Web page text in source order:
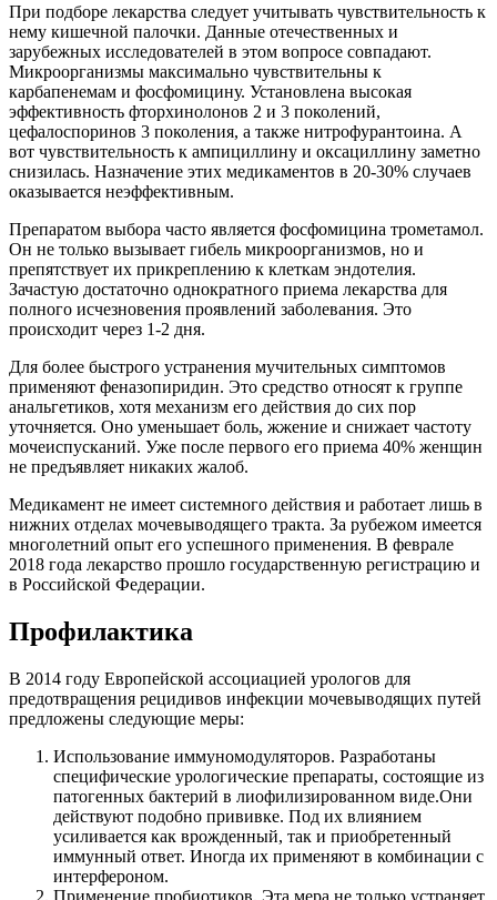
При подборе лекарства следует учитывать чувствительность к
нему кишечной палочки. Данные отечественных и
зарубежных исследователей в этом вопросе совпадают.
Микроорганизмы максимально чувствительны к
карбапенемам и фосфомицину. Установлена высокая
эффективность фторхинолонов 2 и 3 поколений,
цефалоспоринов 3 поколения, а также нитрофурантоина. А
вот чувствительность к ампициллину и оксациллину заметно
снизилась. Назначение этих медикаментов в 20-30% случаев
оказывается неэффективным.
Препаратом выбора часто является фосфомицина трометамол.
Он не только вызывает гибель микроорганизмов, но и
препятствует их прикреплению к клеткам эндотелия.
Зачастую достаточно однократного приема лекарства для
полного исчезновения проявлений заболевания. Это
происходит через 1-2 дня.
Для более быстрого устранения мучительных симптомов
применяют феназопиридин. Это средство относят к группе
анальгетиков, хотя механизм его действия до сих пор
уточняется. Оно уменьшает боль, жжение и снижает частоту
мочеиспусканий. Уже после первого его приема 40% женщин
не предъявляет никаких жалоб.
Медикамент не имеет системного действия и работает лишь в
нижних отделах мочевыводящего тракта. За рубежом имеется
многолетний опыт его успешного применения. В феврале
2018 года лекарство прошло государственную регистрацию и
в Российской Федерации.
Профилактика
В 2014 году Европейской ассоциацией урологов для
предотвращения рецидивов инфекции мочевыводящих путей
предложены следующие меры:
Использование иммуномодуляторов. Разработаны
специфические урологические препараты, состоящие из
патогенных бактерий в лиофилизированном виде.Они
действуют подобно прививке. Под их влиянием
усиливается как врожденный, так и приобретенный
иммунный ответ. Иногда их применяют в комбинации с
интерфероном.
Применение пробиотиков. Эта мера не только устраняет